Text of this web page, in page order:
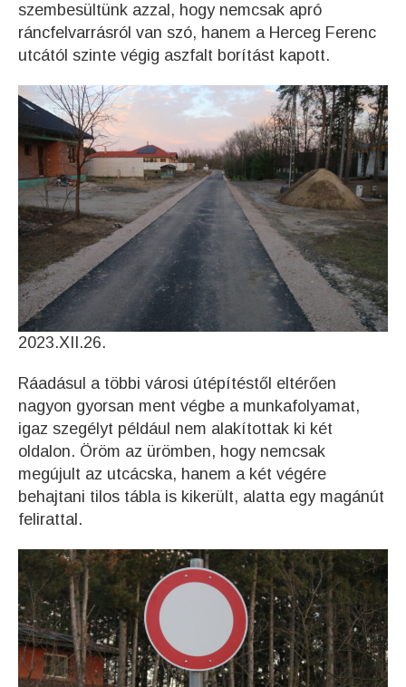
szembesültünk azzal, hogy nemcsak apró
ráncfelvarrásról van szó, hanem a Herceg Ferenc
utcától szinte végig aszfalt borítást kapott.
2023.XII.26.
Ráadásul a többi városi útépítéstől eltérően
nagyon gyorsan ment végbe a munkafolyamat,
igaz szegélyt például nem alakítottak ki két
oldalon. Öröm az ürömben, hogy nemcsak
megújult az utcácska, hanem a két végére
behajtani tilos tábla is kikerült, alatta egy magánút
felirattal.